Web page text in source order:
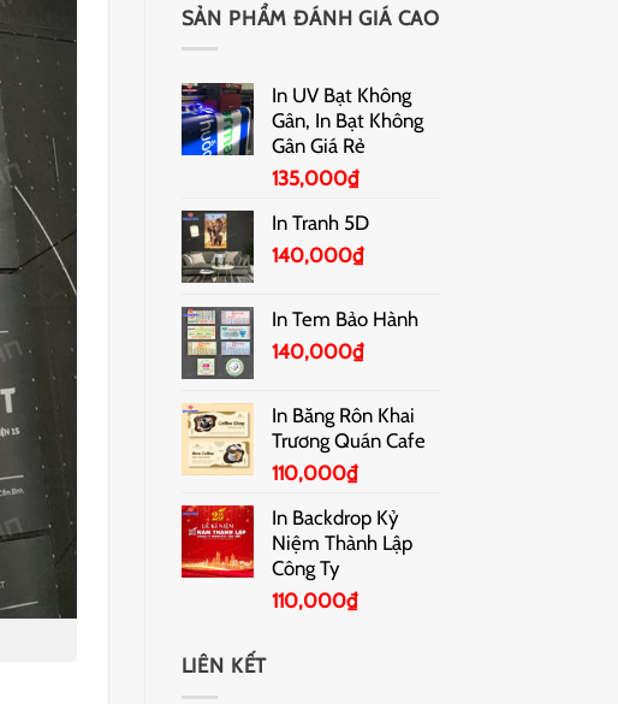
SẢN PHẨM ĐÁNH GIÁ CAO
In UV Bạt Không
Gân, In Bạt Không
Gân Giá Rẻ
135,000₫
In Tranh 5D
140,000₫
In Tem Bảo Hành
140,000₫
In Băng Rôn Khai
Trương Quán Cafe
110,000₫
In Backdrop Kỷ
Niệm Thành Lập
Công Ty
110,000₫
LIÊN KẾT